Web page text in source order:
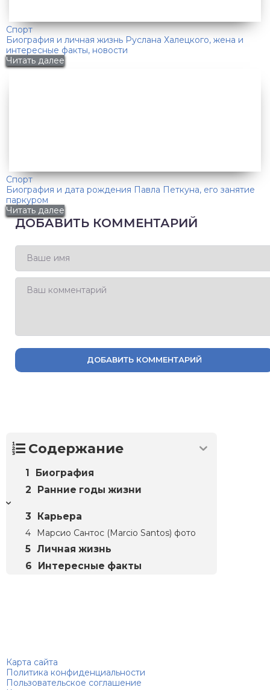
Спорт
Биография и личная жизнь Руслана Халецкого, жена и
интересные факты, новости
Читать далее
Спорт
Биография и дата рождения Павла Петкуна, его занятие
паркуром
Читать далее
ДОБАВИТЬ КОММЕНТАРИЙ
ДОБАВИТЬ КОММЕНТАРИЙ
Содержание
Биография
Ранние годы жизни
Карьера
Марсио Сантос (Marcio Santos) фото
Личная жизнь
Интересные факты
Карта сайта
Политика конфиденциальности
Пользовательское соглашение